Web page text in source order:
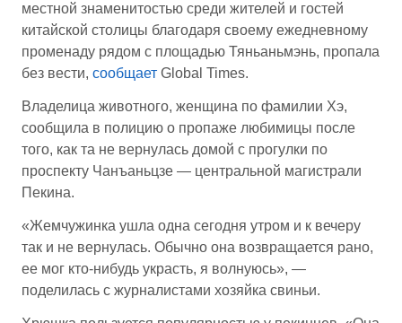
местной знаменитостью среди жителей и гостей
китайской столицы благодаря своему ежедневному
променаду рядом с площадью Тяньаньмэнь, пропала
без вести, сообщает Global Times.
Владелица животного, женщина по фамилии Хэ,
сообщила в полицию о пропаже любимицы после
того, как та не вернулась домой с прогулки по
проспекту Чанъаньцзе — центральной магистрали
Пекина.
«Жемчужинка ушла одна сегодня утром и к вечеру
так и не вернулась. Обычно она возвращается рано,
ее мог кто-нибудь украсть, я волнуюсь», —
поделилась с журналистами хозяйка свиньи.